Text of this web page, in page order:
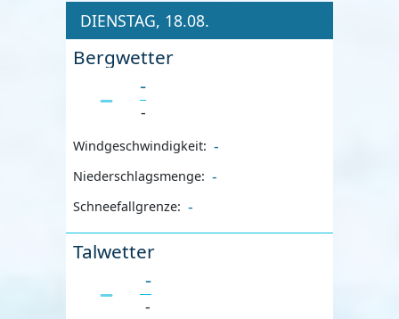
DIENSTAG, 18.08.
Bergwetter
-
-
Windgeschwindigkeit: -
Niederschlagsmenge: -
Schneefallgrenze: -
Talwetter
-
-